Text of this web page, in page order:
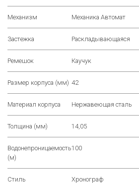
Механизм Механика Автомат
Застежка Раскладывающаяся
Ремешок Каучук
Размер корпуса (мм) 42
Материал корпуса Нержавеющая сталь
Толщина (мм) 14,05
Водонепроницаемость
(м)
100
Стиль Хронограф